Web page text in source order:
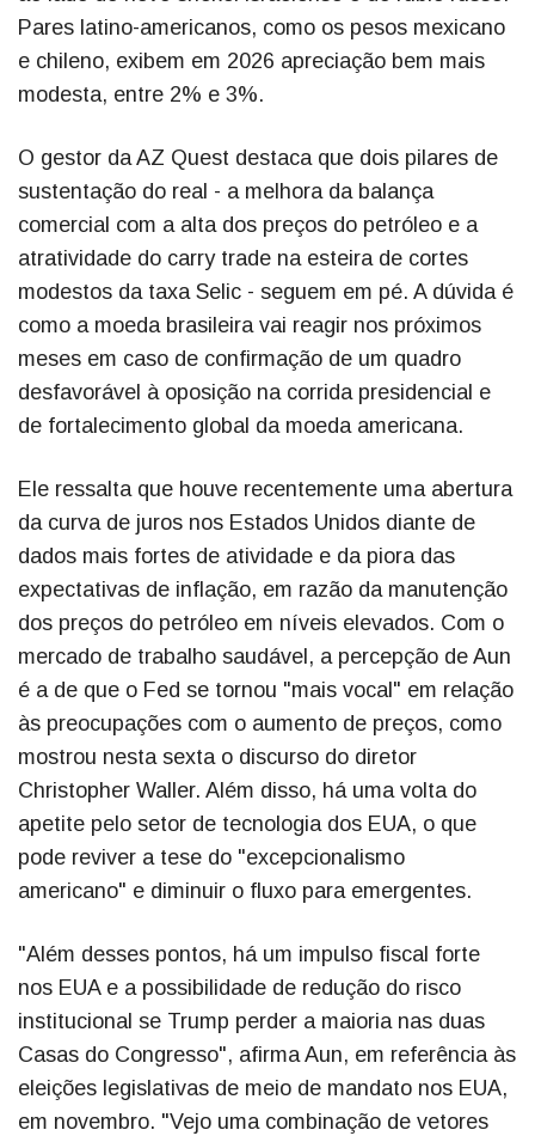
Pares latino-americanos, como os pesos mexicano
e chileno, exibem em 2026 apreciação bem mais
modesta, entre 2% e 3%.
O gestor da AZ Quest destaca que dois pilares de
sustentação do real - a melhora da balança
comercial com a alta dos preços do petróleo e a
atratividade do carry trade na esteira de cortes
modestos da taxa Selic - seguem em pé. A dúvida é
como a moeda brasileira vai reagir nos próximos
meses em caso de confirmação de um quadro
desfavorável à oposição na corrida presidencial e
de fortalecimento global da moeda americana.
Ele ressalta que houve recentemente uma abertura
da curva de juros nos Estados Unidos diante de
dados mais fortes de atividade e da piora das
expectativas de inflação, em razão da manutenção
dos preços do petróleo em níveis elevados. Com o
mercado de trabalho saudável, a percepção de Aun
é a de que o Fed se tornou "mais vocal" em relação
às preocupações com o aumento de preços, como
mostrou nesta sexta o discurso do diretor
Christopher Waller. Além disso, há uma volta do
apetite pelo setor de tecnologia dos EUA, o que
pode reviver a tese do "excepcionalismo
americano" e diminuir o fluxo para emergentes.
"Além desses pontos, há um impulso fiscal forte
nos EUA e a possibilidade de redução do risco
institucional se Trump perder a maioria nas duas
Casas do Congresso", afirma Aun, em referência às
eleições legislativas de meio de mandato nos EUA,
em novembro. "Vejo uma combinação de vetores